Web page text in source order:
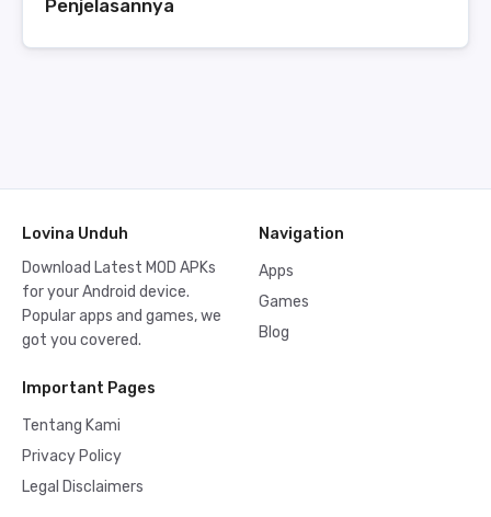
Penjelasannya
Lovina Unduh
Download Latest MOD APKs
for your Android device.
Popular apps and games, we
got you covered.
Navigation
Apps
Games
Blog
Important Pages
Tentang Kami
Privacy Policy
Legal Disclaimers